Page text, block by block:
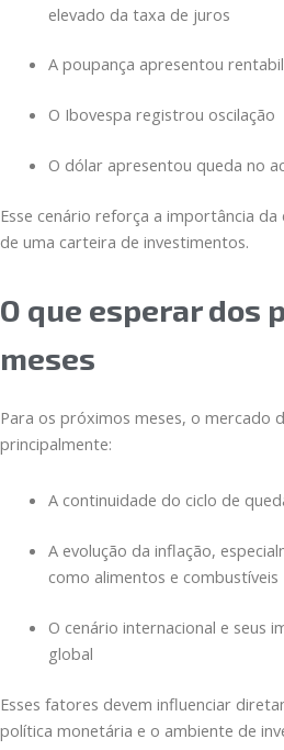
elevado da taxa de juros
A poupança apresentou
O Ibovespa registrou oscilação
O dólar apresentou queda no
Esse cenário reforça a importância
de uma carteira de investimentos.
O que esperar dos
meses
Para os próximos meses, o mercado
principalmente:
A continuidade do ciclo de
A evolução da inflação,
como alimentos e combustíveis
O cenário internacional e seus
global
Esses fatores devem influenciar
política monetária e o ambiente de